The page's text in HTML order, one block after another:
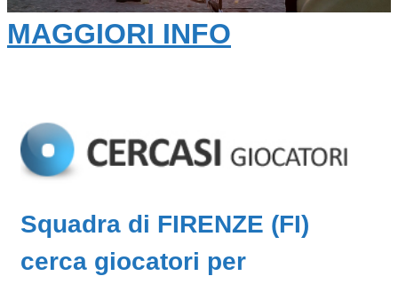
MAGGIORI INFO
Squadra di FIRENZE (FI)
cerca giocatori per